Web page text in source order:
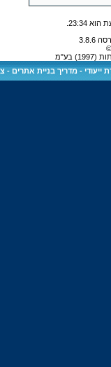
23:34
בע"מ
ייעודי -מדריך בניית אתרים -